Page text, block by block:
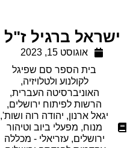
ישראל ברגיל ז"ל
אוגוסט 15, 2023
בית הספר סם שפיגל
לקולנוע ולטלויזיה,
האוניברסיטה העברית,
הרשות לפיתוח ירושלים,
יגאל ארנון, יהודה רוה ושות',
מנוח, מפעלי ביוב וטיהור
ירושלים,עזריאלי - מכללה